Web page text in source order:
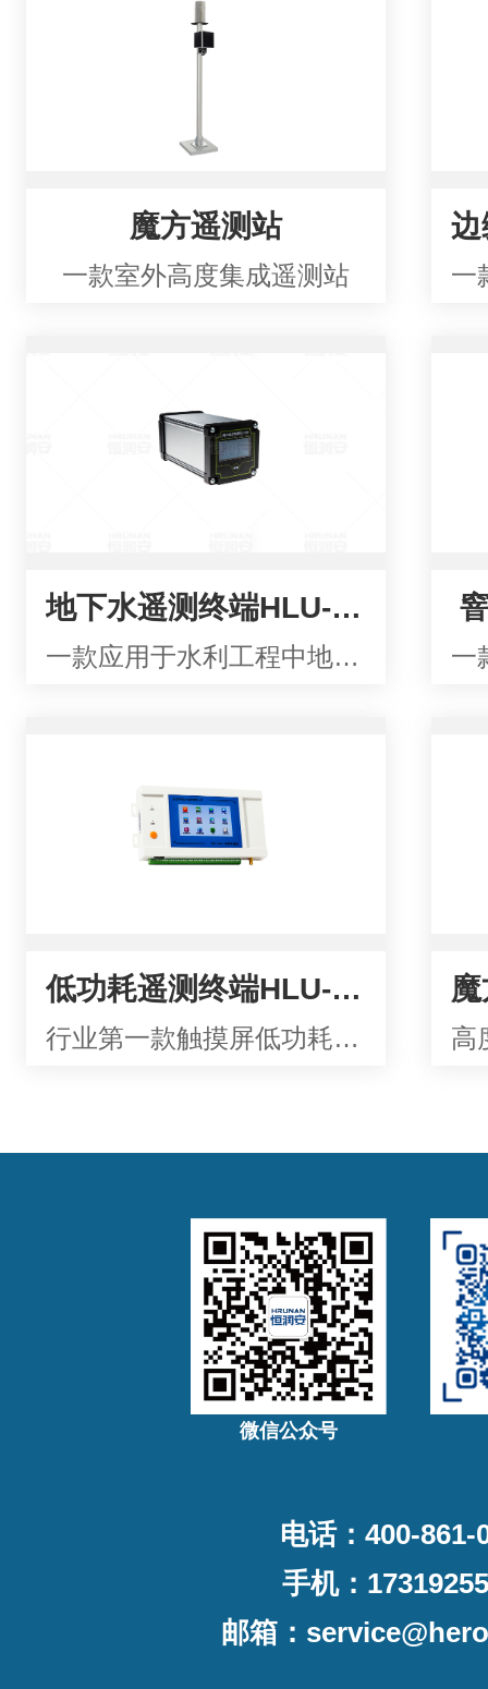
魔方遥测站
一款室外高度集成遥测站
地下水遥测终端HLU-1909
一款应用于水利工程中地下水监测的遥测终端设备。
低功耗遥测终端HLU-2000
行业第一款触摸屏低功耗通用遥测终端机
电话：400-861-
手机：
邮箱：
微信公众号